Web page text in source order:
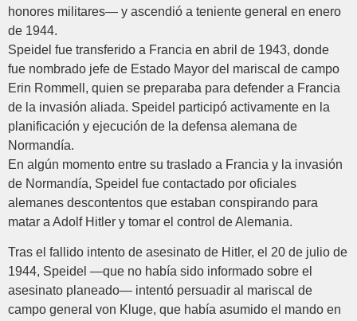
honores militares— y ascendió a teniente general en enero
de 1944.
Speidel fue transferido a Francia en abril de 1943, donde
fue nombrado jefe de Estado Mayor del mariscal de campo
Erin Rommell, quien se preparaba para defender a Francia
de la invasión aliada. Speidel participó activamente en la
planificación y ejecución de la defensa alemana de
Normandía.
En algún momento entre su traslado a Francia y la invasión
de Normandía, Speidel fue contactado por oficiales
alemanes descontentos que estaban conspirando para
matar a Adolf Hitler y tomar el control de Alemania.
Tras el fallido intento de asesinato de Hitler, el 20 de julio de
1944, Speidel —que no había sido informado sobre el
asesinato planeado— intentó persuadir al mariscal de
campo general von Kluge, que había asumido el mando en